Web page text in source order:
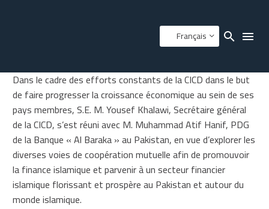
Français
Dans le cadre des efforts constants de la CICD dans le but
de faire progresser la croissance économique au sein de ses
pays membres, S.E. M. Yousef Khalawi, Secrétaire général
de la CICD, s’est réuni avec M. Muhammad Atif Hanif, PDG
de la Banque « Al Baraka » au Pakistan, en vue d’explorer les
diverses voies de coopération mutuelle afin de promouvoir
la finance islamique et parvenir à un secteur financier
islamique florissant et prospère au Pakistan et autour du
monde islamique.